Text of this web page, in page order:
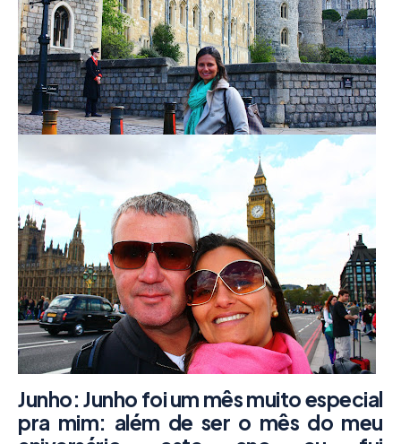
Junho: Junho foi um mês muito especial
pra mim: além de ser o mês do meu